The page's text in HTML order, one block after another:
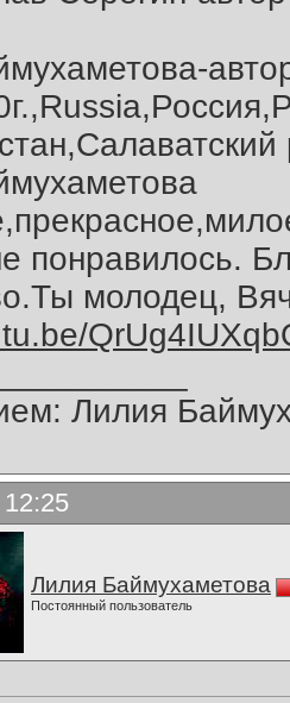
понравилось.
молодец,
Лилия
Лилия Баймухаметова
Постоянный пользователь